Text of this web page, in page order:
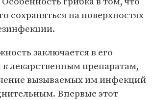
сохраняться на поверхностях
заключается в его
к лекарственным препаратам,
вызываемых им инфекций
Впервые этот